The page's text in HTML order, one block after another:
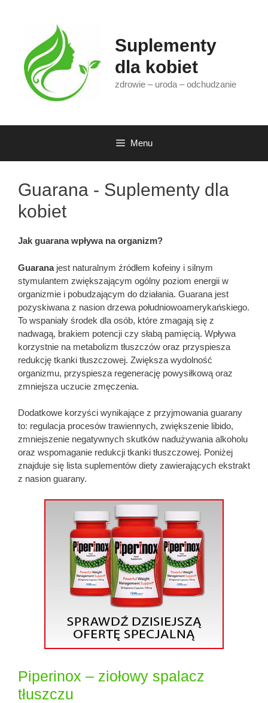
Suplementy
dla kobiet
zdrowie – uroda – odchudzanie
Menu
Guarana - Suplementy dla
kobiet
Jak guaranawpływa na organizm?
Guaranajest naturalnym źródłem kofeiny i silnym
stymulantem zwiększającym ogólny poziom energii w
organizmie i pobudzającym do działania. Guarana jest
pozyskiwana z nasion drzewa południowoamerykańskiego.
To wspaniały środek dla osób, które zmagają się z
nadwagą, brakiem potencji czy słabą pamięcią. Wpływa
korzystnie na metabolizm tłuszczów oraz przyspiesza
redukcję tkanki tłuszczowej. Zwiększa wydolność
organizmu, przyspiesza regenerację powysiłkową oraz
zmniejsza uczucie zmęczenia.
Dodatkowe korzyści wynikające z przyjmowania guarany
to: regulacja procesów trawiennych, zwiększenie libido,
zmniejszenie negatywnych skutków nadużywania alkoholu
oraz wspomaganie redukcji tkanki tłuszczowej. Poniżej
znajduje się lista suplementów diety zawierających ekstrakt
z nasion guarany.
Piperinox – ziołowy spalacz
tłuszczu